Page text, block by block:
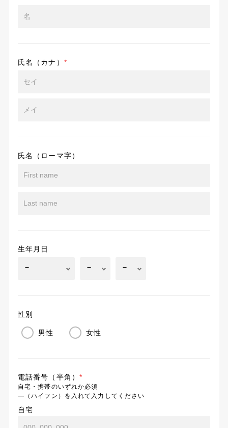
氏名（カナ） *
氏名（ローマ字）
生年月日
性別
男性 女性
電話番号（半角） *
自宅・携帯のいずれか必須
―（ハイフン）を入れて入力してください
自宅